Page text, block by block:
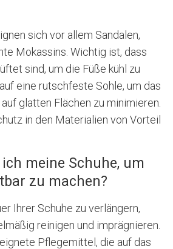
sich vor allem Sandalen,
Mokassins. Wichtig ist, dass
sind, um die Füße kühl zu
eine rutschfeste Sohle, um das
glatten Flächen zu minimieren.
in den Materialien von Vorteil
meine Schuhe, um
zu machen?
Ihrer Schuhe zu verlängern,
reinigen und imprägnieren.
Pflegemittel, die auf das